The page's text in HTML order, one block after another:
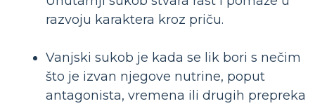
razvoju karaktera kroz priču.
Vanjski sukob je kada se lik bori s nečim
što je izvan njegove nutrine, poput
antagonista, vremena ili drugih prepreka